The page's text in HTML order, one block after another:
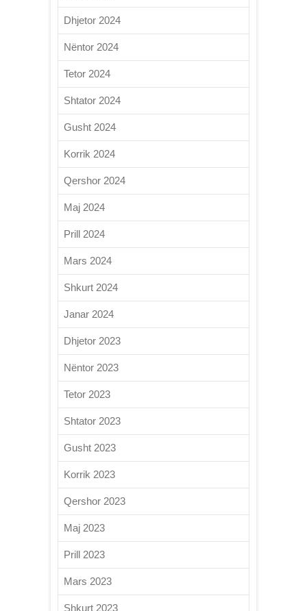
Dhjetor 2024
Nëntor 2024
Tetor 2024
Shtator 2024
Gusht 2024
Korrik 2024
Qershor 2024
Maj 2024
Prill 2024
Mars 2024
Shkurt 2024
Janar 2024
Dhjetor 2023
Nëntor 2023
Tetor 2023
Shtator 2023
Gusht 2023
Korrik 2023
Qershor 2023
Maj 2023
Prill 2023
Mars 2023
Shkurt 2023